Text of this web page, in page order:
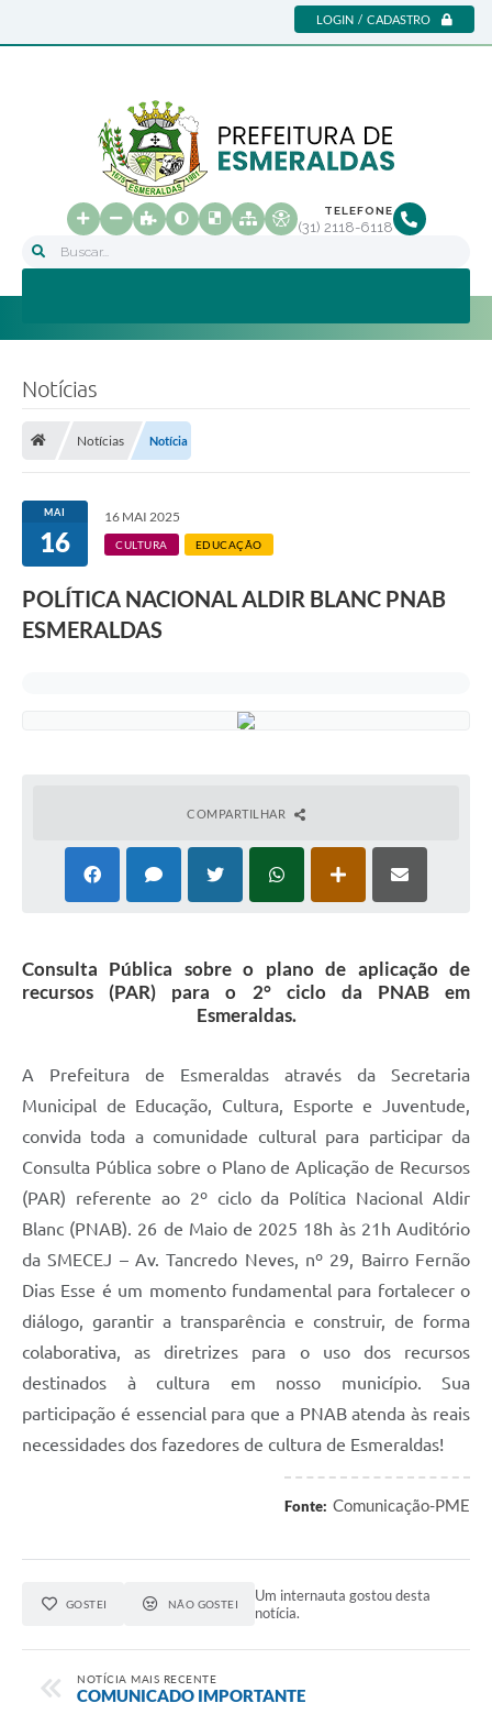
LOGIN / CADASTRO
Buscar...
TELEFONE
(31) 2118-6118
Notícias
Notícias Notícia
MAI
16
16 MAI 2025
CULTURA EDUCAÇÃO
POLÍTICA NACIONAL ALDIR BLANC PNAB
ESMERALDAS
COMPARTILHAR
Consulta Pública sobre o plano de aplicação de
recursos (PAR) para o 2° ciclo da PNAB em
Esmeraldas.
A Prefeitura de Esmeraldas através da Secretaria
Municipal de Educação, Cultura, Esporte e Juventude,
convida toda a comunidade cultural para participar da
Consulta Pública sobre o Plano de Aplicação de Recursos
(PAR) referente ao 2º ciclo da Política Nacional Aldir
Blanc (PNAB). 26 de Maio de 2025 18h às 21h Auditório
da SMECEJ – Av. Tancredo Neves, nº 29, Bairro Fernão
Dias Esse é um momento fundamental para fortalecer o
diálogo, garantir a transparência e construir, de forma
colaborativa, as diretrizes para o uso dos recursos
destinados à cultura em nosso município. Sua
participação é essencial para que a PNAB atenda às reais
necessidades dos fazedores de cultura de Esmeraldas!
Fonte: Comunicação-PME
GOSTEI NÃO GOSTEI
Um internauta gostou desta
notícia.
NOTÍCIA MAIS RECENTE
COMUNICADO IMPORTANTE